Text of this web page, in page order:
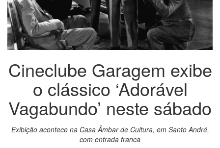
Cineclube Garagem exibe
o clássico ‘Adorável
Vagabundo’ neste sábado
Exibição acontece na Casa Âmbar de Cultura, em Santo André,
com entrada franca